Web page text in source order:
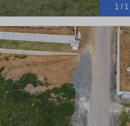
1 / 1